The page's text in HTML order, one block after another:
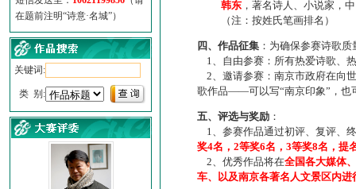
在题前注明“诗意·名城”）
关键词:
类 别:
韩东 ，著名诗人、小说家，
（注：按姓氏笔画排名）
四、作品征集 ：为确保参赛诗歌
1、自由参赛：所有热爱诗歌、
2、邀请参赛：南京市政府在向
歌作品——可以写“南京印象”，也
五、评选与奖励 ：
1、参赛作品通过初评、复评、
奖4名，2等奖6名，3等奖8名，提
2、优秀作品将在全国各大媒体
车、以及南京各著名人文景区内进